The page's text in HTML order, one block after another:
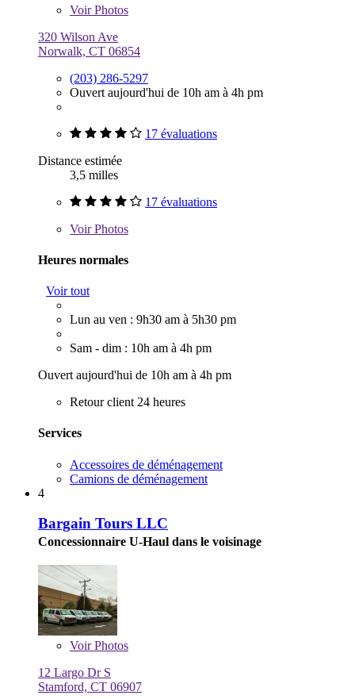
VoirPhotos
320 Wilson Ave
Norwalk, CT 06854
(203) 286-5297
Ouvert aujourd'hui de 10h am à 4h pm
17 évaluations
Distance estimée
3,5 milles
17 évaluations
VoirPhotos
Heures normales
Voir tout
Lun au ven : 9h30 am à 5h30 pm
Sam - dim : 10h am à 4h pm
Ouvert aujourd'hui de 10h am à 4h pm
Retour client 24 heures
Services
Accessoires de déménagement
Camions de déménagement
4
Bargain Tours LLC
Concessionnaire U-Haul dans le voisinage
VoirPhotos
12 Largo Dr S
Stamford, CT 06907